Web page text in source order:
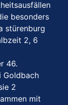
besonders
stürenburg
2, 6
46.
Goldbach
2
mit